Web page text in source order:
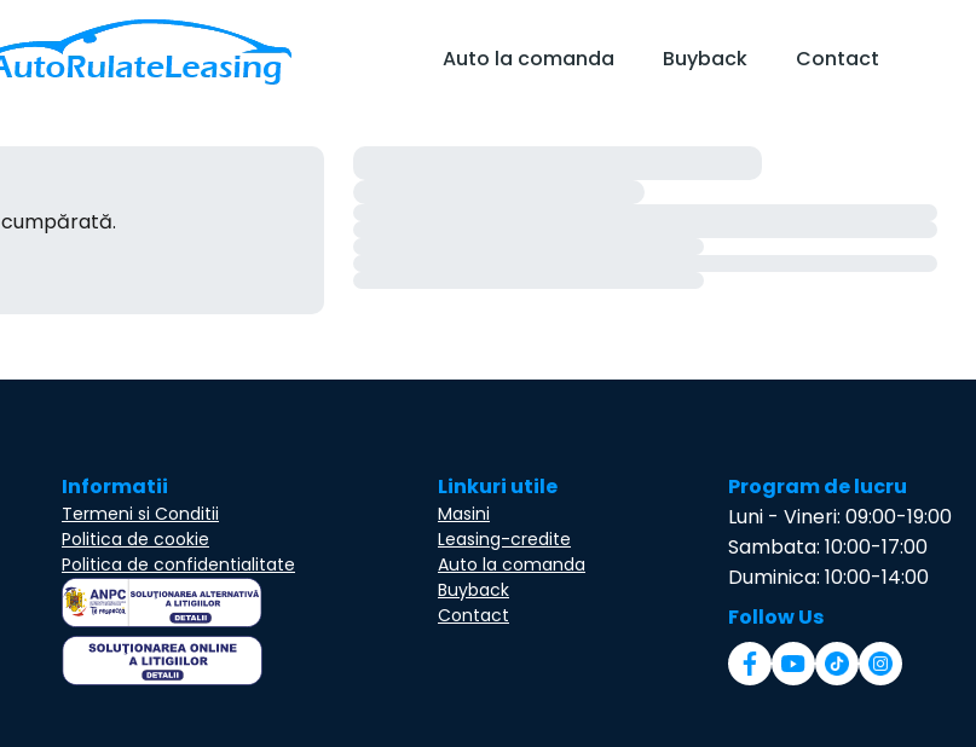
Auto la comanda Buyback Contact
Informatii
Termeni si Conditii
Politica de cookie
Politica de confidentialitate
Linkuri utile
Masini
Leasing-credite
Auto la comanda
Buyback
Contact
Program de lucru
Luni - Vineri: 09:00-19:00
Sambata: 10:00-17:00
Duminica: 10:00-14:00
Follow Us